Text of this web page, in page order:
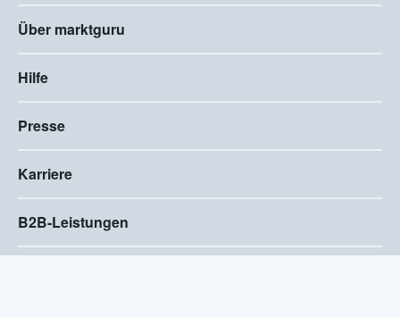
Über marktguru
Hilfe
Presse
Karriere
B2B-Leistungen